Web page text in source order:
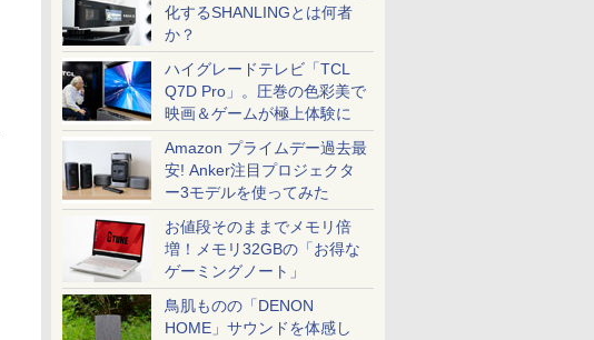
化するSHANLINGとは何者
か？
ハイグレードテレビ「TCL
Q7D Pro」。圧巻の色彩美で
映画＆ゲームが極上体験に
Amazon プライムデー過去最
安! Anker注目プロジェクタ
ー3モデルを使ってみた
お値段そのままでメモリ倍
増！メモリ32GBの「お得な
ゲーミングノート」
鳥肌ものの「DENON
HOME」サウンドを体感し